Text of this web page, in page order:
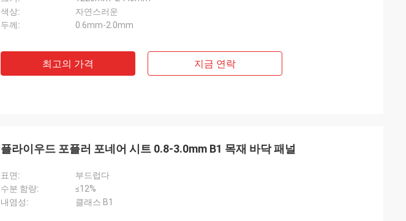
색상:
자연스러운
두께:
0.6mm-2.0mm
최고의 가격 지금 연락
플라이우드 포플러 포네어 시트 0.8-3.0mm B1 목재 바닥 패널
표면:
부드럽다
수분 함량:
≤12%
내염성:
클래스 B1